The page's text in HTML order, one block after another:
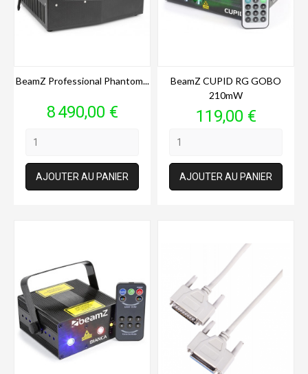
BeamZ Professional Phantom...
Prix
8 490,00 €
AJOUTER AU PANIER
BeamZ CUPID RG GOBO
210mW
Prix
119,00 €
AJOUTER AU PANIER